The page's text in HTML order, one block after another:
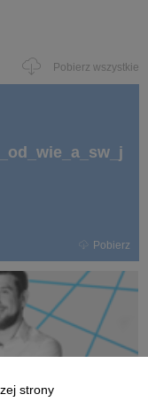
Pobierz wszystkie
Pobierz
strony